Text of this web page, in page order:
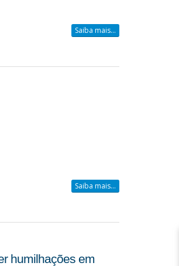
Saiba mais...
Saiba mais...
humilhações em